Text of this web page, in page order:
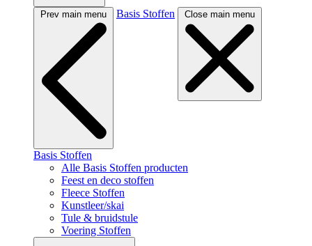
Prev main menu Basis Stoffen Close main menu
Basis Stoffen
Alle Basis Stoffen producten
Feest en deco stoffen
Fleece Stoffen
Kunstleer/skai
Tule & bruidstule
Voering Stoffen